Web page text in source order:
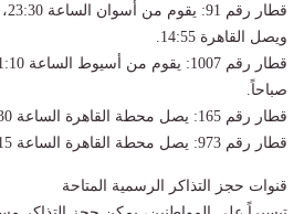
ويصل القاهرة 14:55.
صباحاً.
​قطار رقم 165: يصل محطة القاهرة الساعة 13:30 ظهراً.
​قطار رقم 973: يصل محطة القاهرة الساعة 09:15 صباحاً.
​قنوات حجز التذاكر الرسمية المتاحة